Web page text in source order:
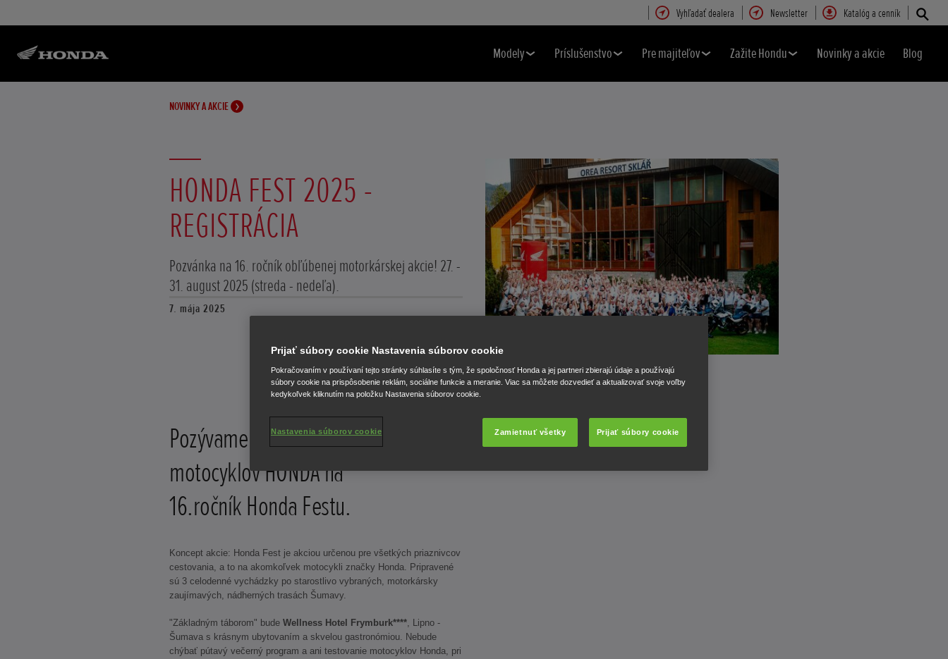
Vyhľadať dealera Newsletter Katalóg a cenník
Modely Príslušenstvo Pre majiteľov Zažite Hondu Novinky a akcie Blog
NOVINKY A AKCIE
HONDA FEST 2025 -
REGISTRÁCIA
Pozvánka na 16. ročník obľúbenej motorkárskej akcie! 27. -
31. august 2025 (streda - nedeľa).
7. mája 2025
Pozývame majiteľov
motocyklov HONDA na
16.ročník Honda Festu.
Koncept akcie: Honda Fest je akciou určenou pre všetkých priaznivcov
cestovania, a to na akomkoľvek motocykli značky Honda. Pripravené
sú 3 celodenné vychádzky po starostlivo vybraných, motorkársky
zaujímavých, nádherných trasách Šumavy.
"Základným táborom" bude Wellness Hotel Frymburk****, Lipno -
Šumava s krásnym ubytovaním a skvelou gastronómiou. Nebude
chýbať pútavý večerný program a ani testovanie motocyklov Honda, pri
Prijať súbory cookie Nastavenia súborov cookie
Pokračovaním v používaní tejto stránky súhlasíte s tým, že spoločnosť Honda a jej partneri zbierajú údaje a používajú
súbory cookie na prispôsobenie reklám, sociálne funkcie a meranie. Viac sa môžete dozvedieť a aktualizovať svoje voľby
kedykoľvek kliknutím na položku Nastavenia súborov cookie.
Zamietnuť všetky Prijať súbory cookie
Nastavenia súborov cookie